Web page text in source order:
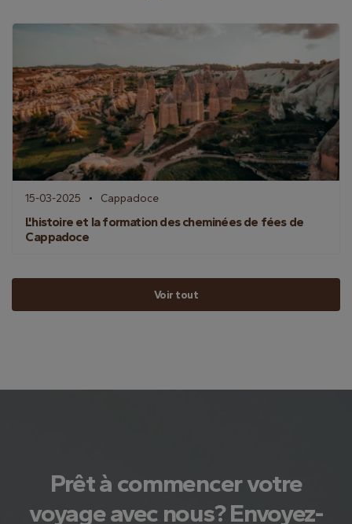
15-03-2025 Cappadoce
L'histoire et la formation des cheminées de fées de
Cappadoce
Voir tout
Prêt à commencer votre
voyage avec nous? Envoyez-